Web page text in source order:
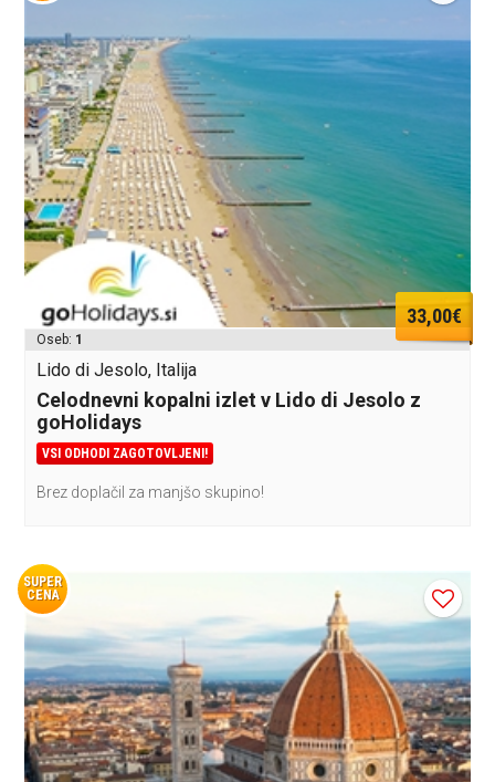
33,00€
Oseb: 1
Lido di Jesolo, Italija
Celodnevni kopalni izlet v Lido di Jesolo z
goHolidays
VSI ODHODI ZAGOTOVLJENI!
Brez doplačil za manjšo skupino!
SUPER
CENA